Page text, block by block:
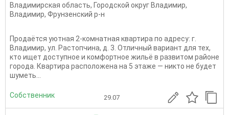
Владимирская область, Городской округ Владимир,
Владимир, Фрунзенский р-н
Продаётся уютная 2-комнатная квартира по адресу: г.
Владимир, ул. Растопчина, д. 3. Отличный вариант для тех,
кто ищет доступное и комфортное жильё в развитом районе
города. Квартира расположена на 5 этаже — никто не будет
шуметь...
Собственник 29.07